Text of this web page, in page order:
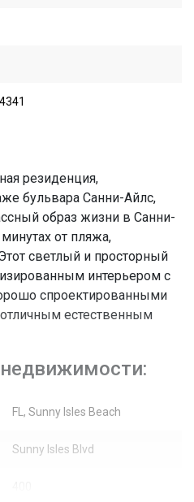
резиденция,
бульвара Санни-Айлс,
образ жизни в Санни-
от пляжа,
светлый и просторный
интерьером с
спроектированными
естественным
FL, Sunny Isles Beach
Sunny Isles Blvd